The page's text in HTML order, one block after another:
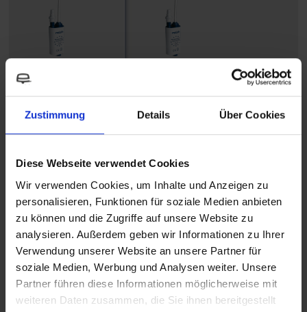
Zustimmung Details Über Cookies
Diese Webseite verwendet Cookies
Wir verwenden Cookies, um Inhalte und Anzeigen zu
personalisieren, Funktionen für soziale Medien anbieten
zu können und die Zugriffe auf unsere Website zu
analysieren. Außerdem geben wir Informationen zu Ihrer
Verwendung unserer Website an unsere Partner für
soziale Medien, Werbung und Analysen weiter. Unsere
Partner führen diese Informationen möglicherweise mit
weiteren Daten zusammen, die Sie ihnen bereitgestellt
Euro-Power
Kabellänge
1000 mm
Kabellänge
1000 mm
Leistung
15 l/min
Leistung
15 l/min
Leistungsaufnahme
Leistungsaufnahme